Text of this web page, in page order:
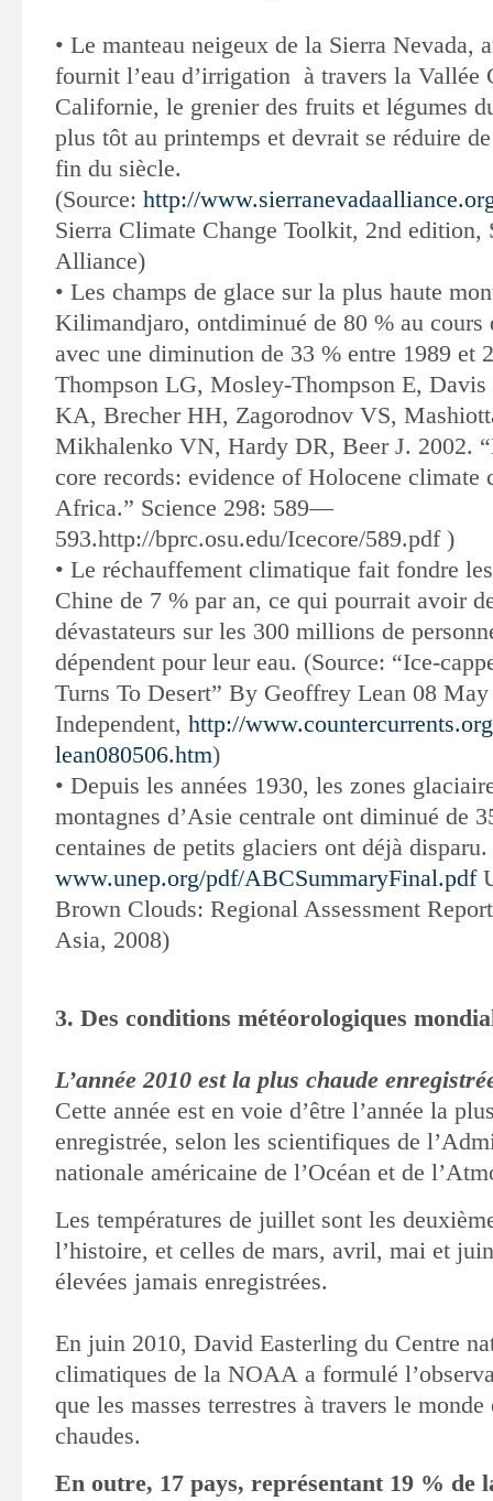
• Le manteau neigeux de la Sierra Nevada,
fournit l’eau d’irrigation à travers la Vallée
Californie, le grenier des fruits et légumes
plus tôt au printemps et devrait se réduire
fin du siècle.
(Source: http://
Sierra Climate Change Toolkit, 2nd edition,
Alliance)
• Les champs de glace sur la plus haute
Kilimandjaro, ontdiminué de 80 % au cours
avec une diminution de 33 % entre 1989 et
Thompson LG, Mosley-Thompson E,
KA, Brecher HH, Zagorodnov VS,
Mikhalenko VN, Hardy DR, Beer J. 2002.
core records: evidence of Holocene climate
Africa.” Science 298: 589—
593.http://bprc.osu.edu/Icecore/589.pdf )
• Le réchauffement climatique fait fondre
Chine de 7 % par an, ce qui pourrait avoir
dévastateurs sur les 300 millions de
dépendent pour leur eau. (Source: “Ice-
Turns To Desert” By Geoffrey Lean 08
Independent, http://
lean080506.htm)
• Depuis les années 1930, les zones
montagnes d’Asie centrale ont diminué de
centaines de petits glaciers ont déjà disparu.
www.unep.org/pdf/ABCSummaryFinal.pdf
Brown Clouds: Regional Assessment
Asia, 2008)
3. Des conditions météorologiques
L’année 2010 est la plus chaude
Cette année est en voie d’être l’année la
enregistrée, selon les scientifiques de
nationale américaine de l’Océan et de
Les températures de juillet sont les
l’histoire, et celles de mars, avril, mai et
élevées jamais enregistrées.
En juin 2010, David Easterling du Centre
climatiques de la NOAA a formulé
que les masses terrestres à travers le
chaudes.
En outre, 17 pays, représentant 19 % de